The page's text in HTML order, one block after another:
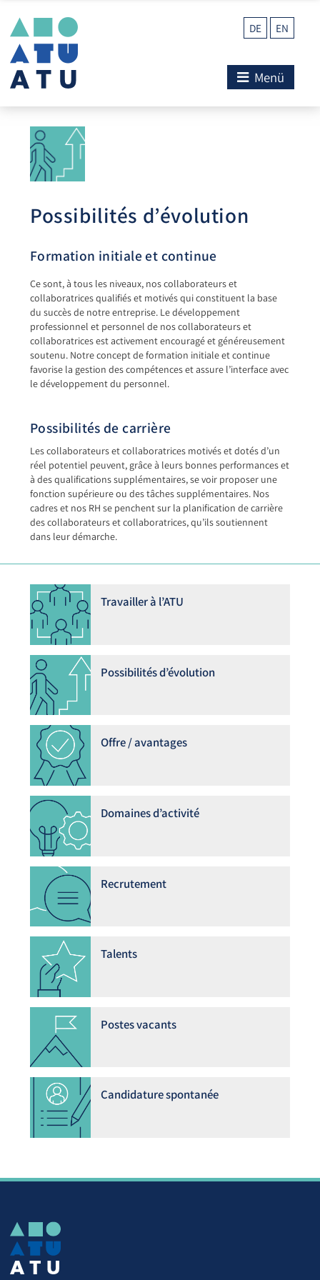
DE EN
Menü
Possibilités d’évolution
Formation initiale et continue
Ce sont, à tous les niveaux, nos collaborateurs et
collaboratrices qualifiés et motivés qui constituent la base
du succès de notre entreprise. Le développement
professionnel et personnel de nos collaborateurs et
collaboratrices est activement encouragé et généreusement
soutenu. Notre concept de formation initiale et continue
favorise la gestion des compétences et assure l’interface avec
le développement du personnel.
Possibilités de carrière
Les collaborateurs et collaboratrices motivés et dotés d’un
réel potentiel peuvent, grâce à leurs bonnes performances et
à des qualifications supplémentaires, se voir proposer une
fonction supérieure ou des tâches supplémentaires. Nos
cadres et nos RH se penchent sur la planification de carrière
des collaborateurs et collaboratrices, qu’ils soutiennent
dans leur démarche.
Travailler à l’ATU
Possibilités d’évolution
Offre / avantages
Domaines d’activité
Recrutement
Talents
Postes vacants
Candidature spontanée